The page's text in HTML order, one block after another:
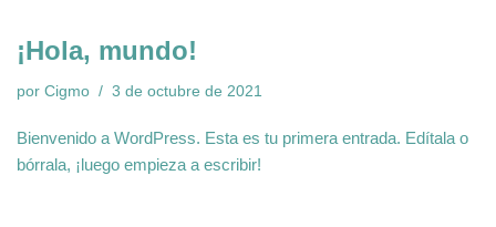
¡Hola, mundo!
por Cigmo 3 de octubre de 2021
Bienvenido a WordPress. Esta es tu primera entrada. Edítala o
bórrala, ¡luego empieza a escribir!